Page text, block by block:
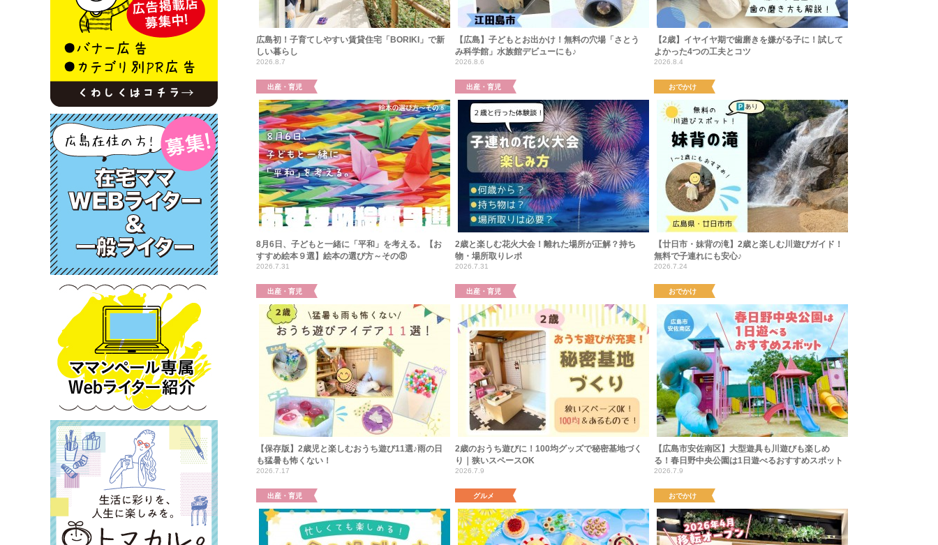
広島初！子育てしやすい賃貸住宅「BORIKI」で新
しい暮らし
2026.8.7
【広島】子どもとお出かけ！無料の穴場「さとう
み科学館」水族館デビューにも♪
2026.8.6
【2歳】イヤイヤ期で歯磨きを嫌がる子に！試して
よかった4つの工夫とコツ
2026.8.4
出産・育児
8月6日、子どもと一緒に「平和」を考える。【お
すすめ絵本９選】絵本の選び方～その⑧
2026.7.31
出産・育児
2歳と楽しむ花火大会！離れた場所が正解？持ち
物・場所取りレポ
2026.7.31
おでかけ
【廿日市・妹背の滝】2歳と楽しむ川遊びガイド！
無料で子連れにも安心♪
2026.7.24
出産・育児
【保存版】2歳児と楽しむおうち遊び11選♪雨の日
も猛暑も怖くない！
2026.7.17
出産・育児
2歳のおうち遊びに！100均グッズで秘密基地づく
り｜狭いスペースOK
2026.7.9
おでかけ
【広島市安佐南区】大型遊具も川遊びも楽しめ
る！春日野中央公園は1日遊べるおすすめスポット
2026.7.9
出産・育児 グルメ おでかけ